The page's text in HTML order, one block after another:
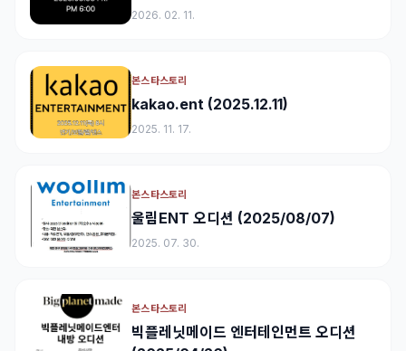
2026. 02. 11.
본스타스토리
kakao.ent (2025.12.11)
2025. 11. 17.
본스타스토리
울림ENT 오디션 (2025/08/07)
2025. 07. 30.
본스타스토리
빅플레닛메이드 엔터테인먼트 오디션